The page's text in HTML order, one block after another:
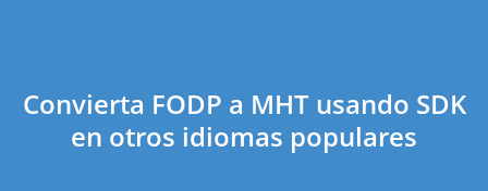
Convierta FODP a MHT usando SDK
en otros idiomas populares